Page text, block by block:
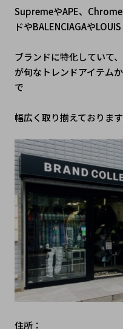
SupremeやAPE、
ドやBALENCIAGAや
ブランドに特化していて
が旬なトレンドアイテム
で
幅広く取り揃えております
住所：